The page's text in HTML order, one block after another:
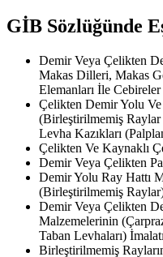
GİB Sözlüğünde
Demir Veya Çelikten
Makas Dilleri, Makas
Elemanları İle
Çelikten Demir Yolu Ve
(Birleştirilmemiş Raylar
Levha Kazıkları
Çelikten Ve Kaynaklı
Demir Veya Çelikten
Demir Yolu Ray Hattı
(Birleştirilmemiş
Demir Veya Çelikten
Malzemelerinin
Taban Levhaları) İmalatı
Birleştirilmemiş